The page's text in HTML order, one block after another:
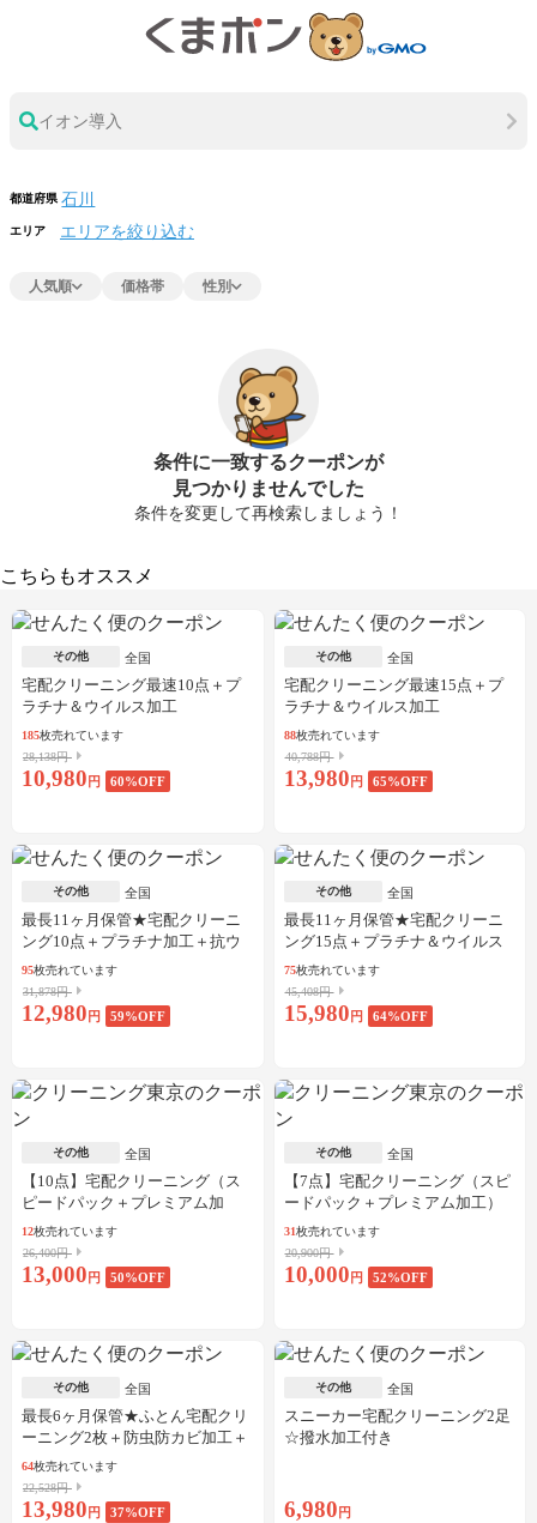
イオン導入
都道府県
エリア エリアを絞り込む
人気順 価格帯 性別
条件に一致するクーポンが
見つかりませんでした
条件を変更して再検索しましょう！
こちらもオススメ
その他 全国
宅配クリーニング最速10点＋プ
ラチナ＆ウイルス加工
185枚売れています
28,138円
10,980 円 60%OFF
その他 全国
宅配クリーニング最速15点＋プ
ラチナ＆ウイルス加工
88枚売れています
40,788円
13,980 円 65%OFF
その他 全国
最長11ヶ月保管★宅配クリーニ
ング10点＋プラチナ加工＋抗ウ
イルス加工
95枚売れています
31,878円
12,980 円 59%OFF
その他 全国
最長11ヶ月保管★宅配クリーニ
ング15点＋プラチナ＆ウイルス
加工
75枚売れています
45,408円
15,980 円 64%OFF
その他 全国
【10点】宅配クリーニング（ス
ピードパック＋プレミアム加
工）
12枚売れています
26,400円
13,000 円 50%OFF
その他 全国
【7点】宅配クリーニング（スピ
ードパック＋プレミアム加工）
31枚売れています
20,900円
10,000 円 52%OFF
その他 全国
最長6ヶ月保管★ふとん宅配クリ
ーニング2枚＋防虫防カビ加工＋
しみ抜き
64枚売れています
22,528円
13,980 円 37%OFF
その他 全国
スニーカー宅配クリーニング2足
☆撥水加工付き
6,980 円